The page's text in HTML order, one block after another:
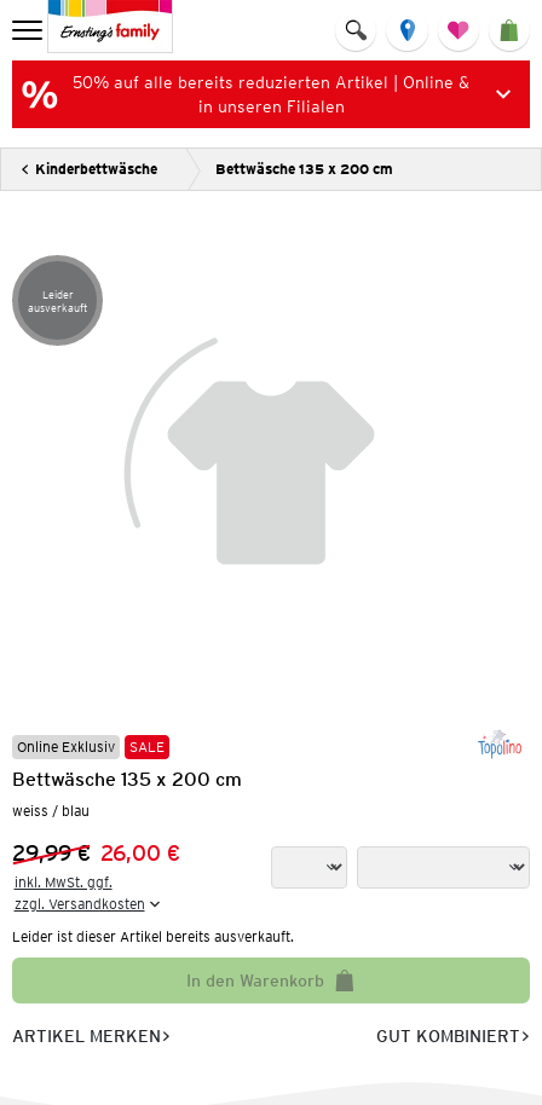
50% auf alle bereits reduzierten Artikel | Online &
in unseren Filialen
Kinderbettwäsche Bettwäsche 135 x 200 cm
Artikel leider ausverkauft
Leider
ausverkauft
Online Exklusiv SALE
Bettwäsche 135 x 200 cm
weiss / blau
Vorheriger Preis:
29,99 €
Neuer Preis:26,00 €
inkl. MwSt. ggf.
zzgl. Versandkosten
Leider ist dieser Artikel bereits ausverkauft.
In den Warenkorb
ARTIKEL MERKEN GUT KOMBINIERT